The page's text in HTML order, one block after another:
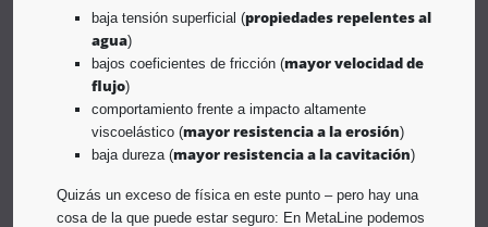
baja tensión superficial (propiedades repelentes al
agua)
bajos coeficientes de fricción (mayor velocidad de
flujo)
comportamiento frente a impacto altamente
viscoelástico (mayor resistencia a la erosión)
baja dureza (mayor resistencia a la cavitación)
Quizás un exceso de física en este punto – pero hay una
cosa de la que puede estar seguro: En MetaLine podemos